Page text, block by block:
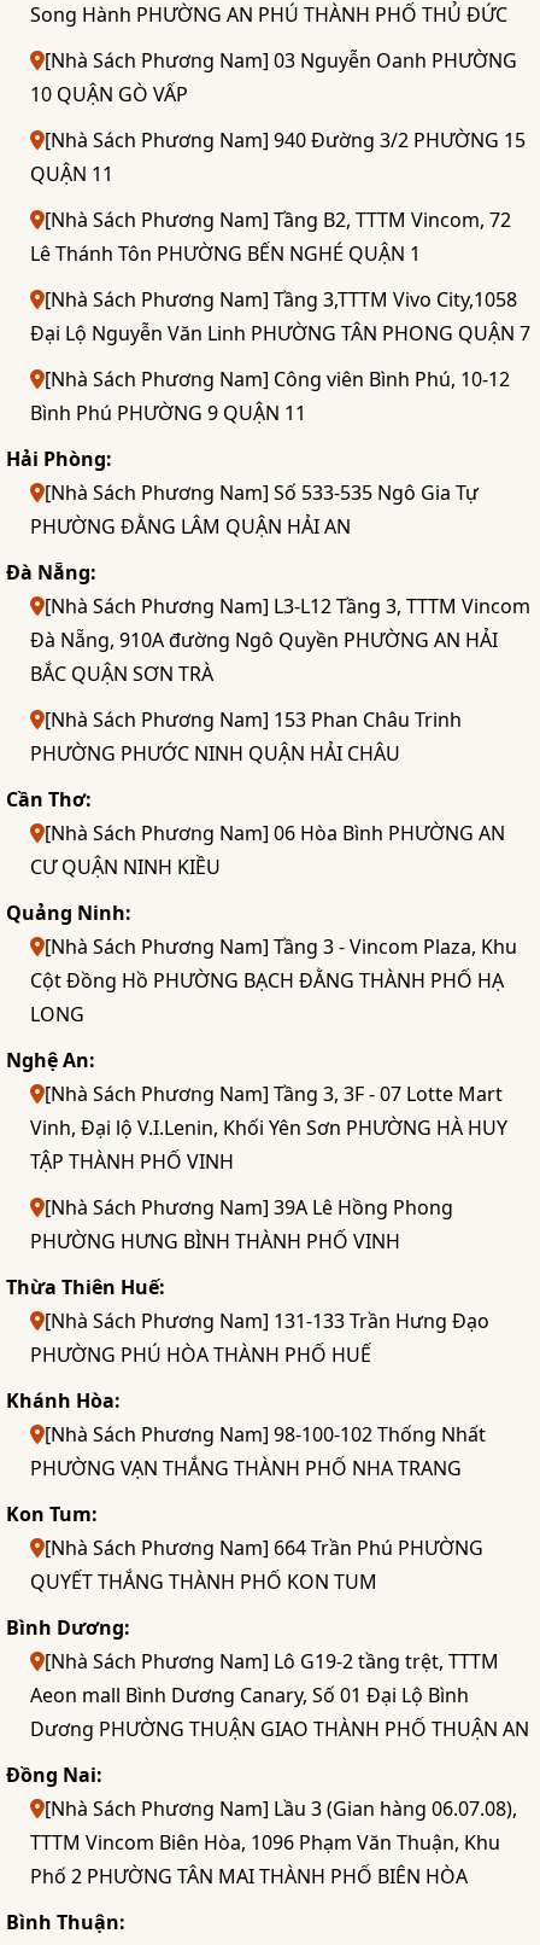
Song Hành PHƯỜNG AN PHÚ THÀNH PHỐ THỦ ĐỨC
[Nhà Sách Phương Nam] 03 Nguyễn Oanh PHƯỜNG
10 QUẬN GÒ VẤP
[Nhà Sách Phương Nam] 940 Đường 3/2 PHƯỜNG 15
QUẬN 11
[Nhà Sách Phương Nam] Tầng B2, TTTM Vincom, 72
Lê Thánh Tôn PHƯỜNG BẾN NGHÉ QUẬN 1
[Nhà Sách Phương Nam] Tầng 3,TTTM Vivo City,1058
Đại Lộ Nguyễn Văn Linh PHƯỜNG TÂN PHONG QUẬN 7
[Nhà Sách Phương Nam] Công viên Bình Phú, 10-12
Bình Phú PHƯỜNG 9 QUẬN 11
Hải Phòng:
[Nhà Sách Phương Nam] Số 533-535 Ngô Gia Tự
PHƯỜNG ĐẰNG LÂM QUẬN HẢI AN
Đà Nẵng:
[Nhà Sách Phương Nam] L3-L12 Tầng 3, TTTM Vincom
Đà Nẵng, 910A đường Ngô Quyền PHƯỜNG AN HẢI
BẮC QUẬN SƠN TRÀ
[Nhà Sách Phương Nam] 153 Phan Châu Trinh
PHƯỜNG PHƯỚC NINH QUẬN HẢI CHÂU
Cần Thơ:
[Nhà Sách Phương Nam] 06 Hòa Bình PHƯỜNG AN
CƯ QUẬN NINH KIỀU
Quảng Ninh:
[Nhà Sách Phương Nam] Tầng 3 - Vincom Plaza, Khu
Cột Đồng Hồ PHƯỜNG BẠCH ĐẰNG THÀNH PHỐ HẠ
LONG
Nghệ An:
[Nhà Sách Phương Nam] Tầng 3, 3F - 07 Lotte Mart
Vinh, Đại lộ V.I.Lenin, Khối Yên Sơn PHƯỜNG HÀ HUY
TẬP THÀNH PHỐ VINH
[Nhà Sách Phương Nam] 39A Lê Hồng Phong
PHƯỜNG HƯNG BÌNH THÀNH PHỐ VINH
Thừa Thiên Huế:
[Nhà Sách Phương Nam] 131-133 Trần Hưng Đạo
PHƯỜNG PHÚ HÒA THÀNH PHỐ HUẾ
Khánh Hòa:
[Nhà Sách Phương Nam] 98-100-102 Thống Nhất
PHƯỜNG VẠN THẮNG THÀNH PHỐ NHA TRANG
Kon Tum:
[Nhà Sách Phương Nam] 664 Trần Phú PHƯỜNG
QUYẾT THẮNG THÀNH PHỐ KON TUM
Bình Dương:
[Nhà Sách Phương Nam] Lô G19-2 tầng trệt, TTTM
Aeon mall Bình Dương Canary, Số 01 Đại Lộ Bình
Dương PHƯỜNG THUẬN GIAO THÀNH PHỐ THUẬN AN
Đồng Nai:
[Nhà Sách Phương Nam] Lầu 3 (Gian hàng 06.07.08),
TTTM Vincom Biên Hòa, 1096 Phạm Văn Thuận, Khu
Phố 2 PHƯỜNG TÂN MAI THÀNH PHỐ BIÊN HÒA
Bình Thuận: